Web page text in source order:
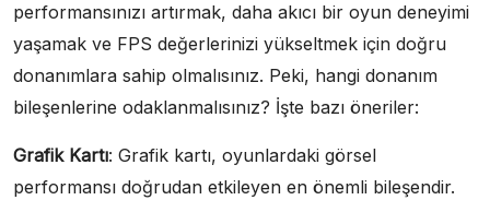
performansınızı artırmak, daha akıcı bir oyun deneyimi
yaşamak ve FPS değerlerinizi yükseltmek için doğru
donanımlara sahip olmalısınız. Peki, hangi donanım
bileşenlerine odaklanmalısınız? İşte bazı öneriler:
Grafik Kartı: Grafik kartı, oyunlardaki görsel
performansı doğrudan etkileyen en önemli bileşendir.